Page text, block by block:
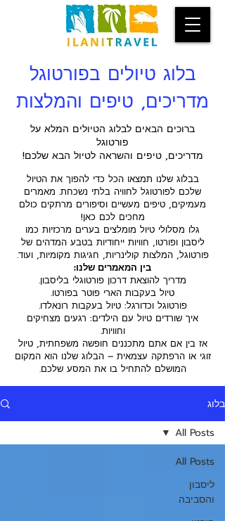
בלוג טיולים בפורטוגל
מדריכים, טיפים והמלצות
ברוכים הבאים לבלוג הטיולים המלא על
פורטוגל
מדריכים, טיפים והשראה לטיול הבא שלכם!
בבלוג שלנו תמצאו הכל כדי להפוך את הטיול
שלכם לפורטוגל לחוויה בלתי נשכחת. מאמרים
מעמיקים, טיפים מעשיים וסיפורים מרתקים כולם
מחכים לכם כאן!
גלו מסלולי טיול מומלצים בערים מרכזיות כמו
ליסבון ופורטו, חוויות ייחודיות בטבע המדהים של
פורטוגל, המלצות קולינריות, חגיגות מקומיות, ועוד.
בין המאמרים שלנו:
מדריך להוצאת דרכון פורטוגלי בליסבון.
טיול בעקבות הארי פוטר בפורטו.
פורטוגל וכדורגל: טיול בעקבות רונאלדו.
איך שורדים טיול עם הילדים: רגעים מצחיקים
וחוויות.
אז בין אם אתם מתכננים חופשה משפחתית, טיול
זוגי או הרפתקה עצמאית – הבלוג שלנו הוא המקום
המושלם להתחיל בו את המסע שלכם.
בלוג
All Posts
ליסבון
והסביבה
All Posts